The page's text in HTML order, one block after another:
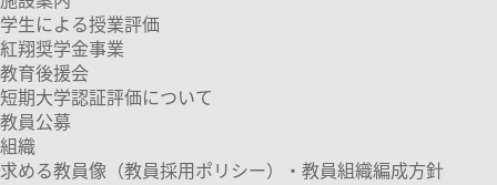
学生による授業評価
紅翔奨学金事業
教育後援会
短期大学認証評価について
教員公募
組織
求める教員像（教員採用ポリシー）・教員組織編成方針